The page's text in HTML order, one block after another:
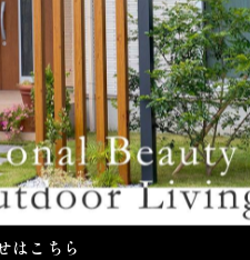
市にて庭木の抜根作業を
ラッシングを効かせるの
はこちら